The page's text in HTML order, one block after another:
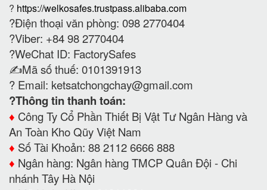
? https://welkosafes.trustpass.alibaba.com
?Điện thoại văn phòng: 098 2770404
?Viber: +84 98 2770404
?WeChat ID: FactorySafes
✍️Mã số thuế: 0101391913
? Email: ketsatchongchay@gmail.com
?Thông tin thanh toán:
♦️ Công Ty Cổ Phần Thiết Bị Vật Tư Ngân Hàng và
An Toàn Kho Qũy Việt Nam
♦️ Số Tài Khoản: 88 2112 6666 888
♦️ Ngân hàng: Ngân hàng TMCP Quân Đội - Chi
nhánh Tây Hà Nội